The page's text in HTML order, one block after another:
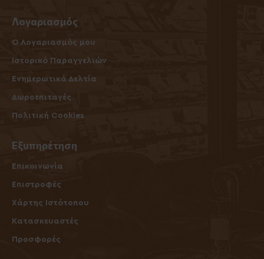
Λογαριασμός
O Λογαριασμός μου
Ιστορικό Παραγγελιών
Ενημερωτικά Δελτία
Δωροεπιταγές
Πολιτική Cookies
Εξυπηρέτηση
Επικοινωνία
Επιστροφές
Χάρτης Ιστότοπου
Κατασκευαστές
Προσφορές